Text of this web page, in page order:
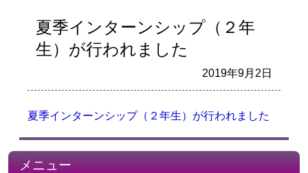
夏季インターンシップ（２年
生）が行われました
2019年9月2日
夏季インターンシップ（２年生）が行われました
メニュー